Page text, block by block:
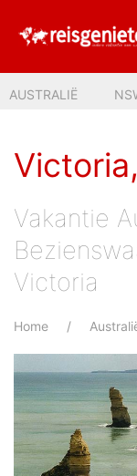
AUSTRALIË
Vakantie
Victoria
Home